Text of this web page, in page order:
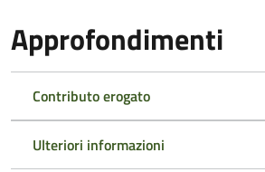
Approfondimenti
Contributo erogato
Ulteriori informazioni